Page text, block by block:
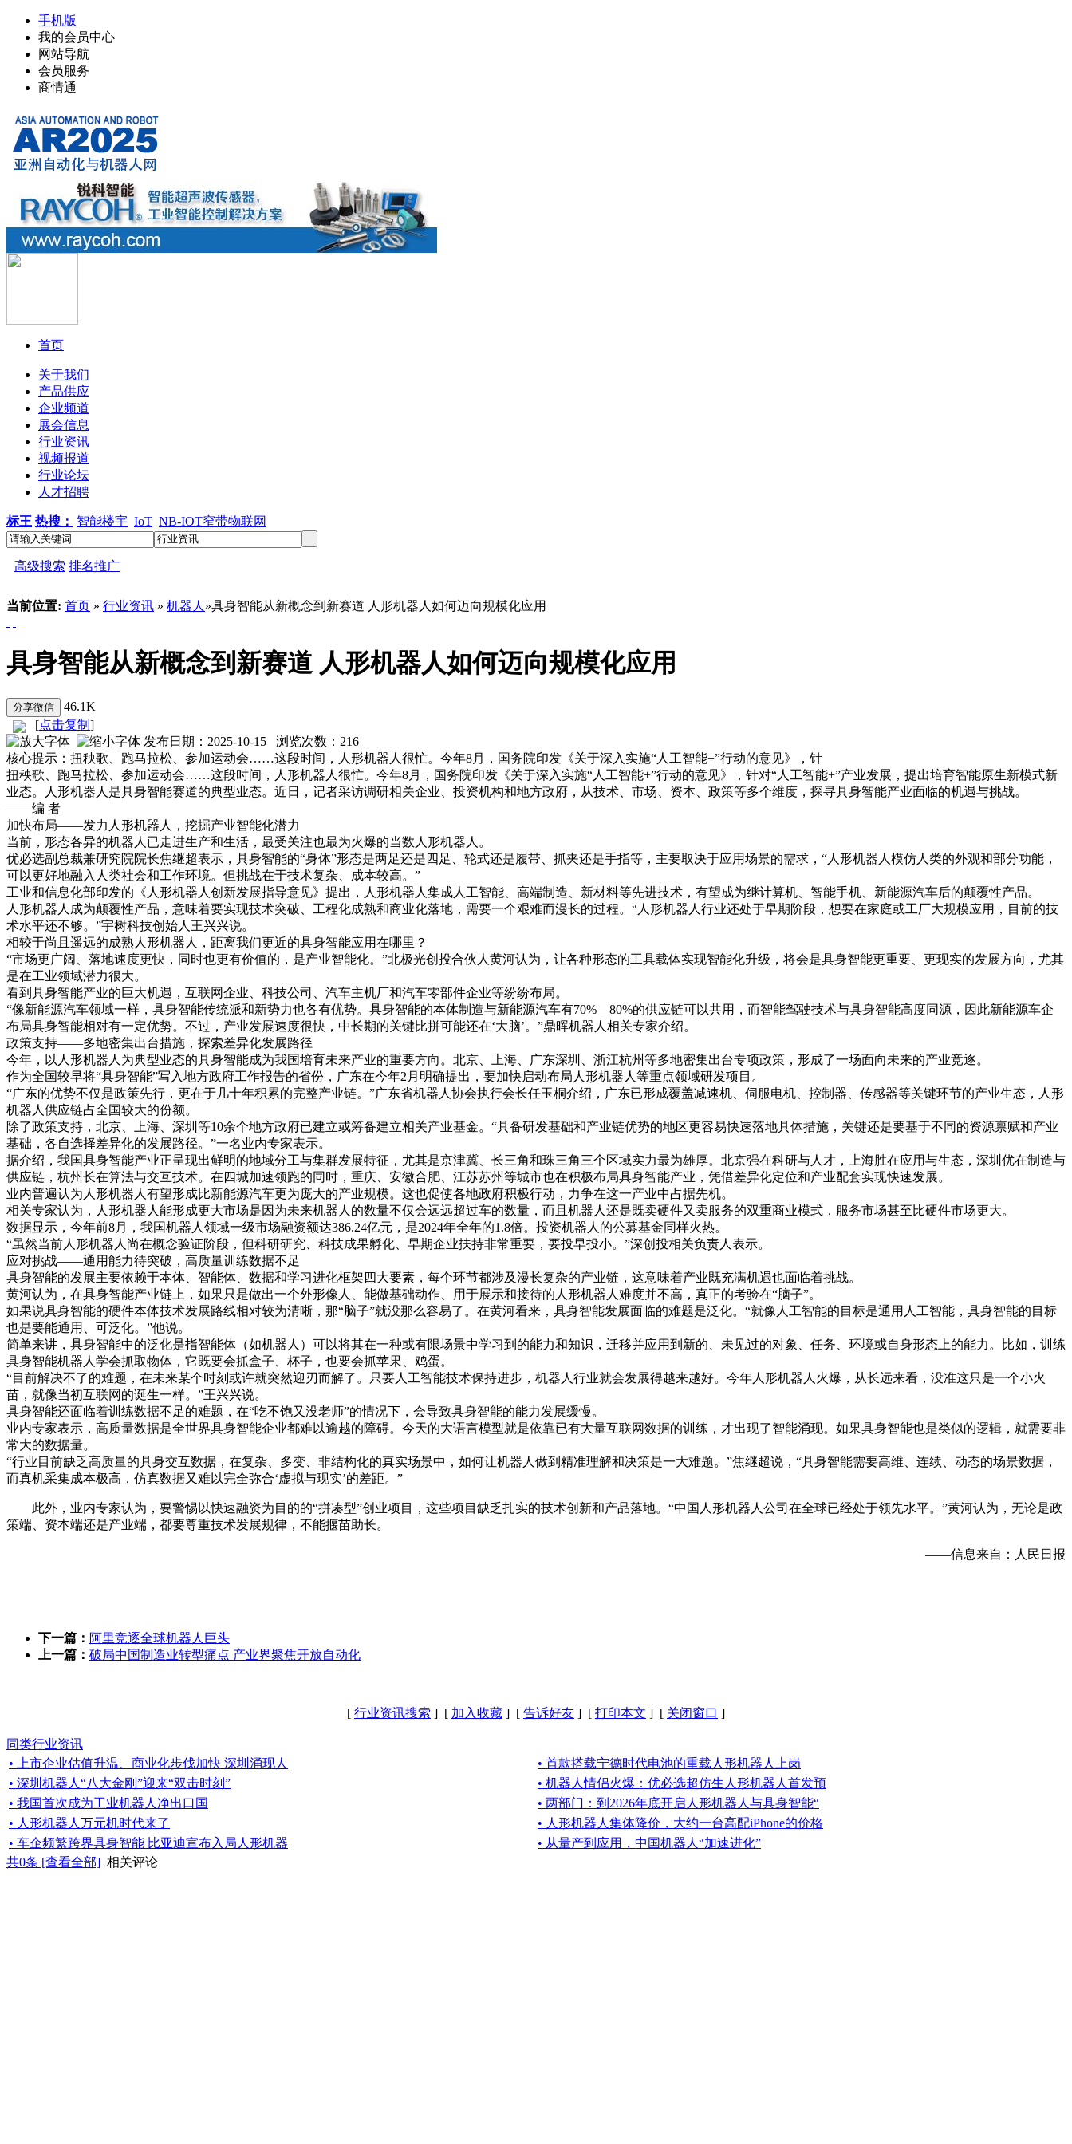
手机版
我的会员中心
网站导航
会员服务
商情通
首页
关于我们
产品供应
企业频道
展会信息
行业资讯
视频报道
行业论坛
人才招聘
标王 热搜： 智能楼宇 IoT NB-IOT窄带物联网
高级搜索 排名推广
当前位置: 首页 » 行业资讯 » 机器人 »具身智能从新概念到新赛道 人形机器人如何迈向规模化应用
具身智能从新概念到新赛道 人形机器人如何迈向规模化应用
46.1K
[点击复制 ]
发布日期：2025-10-15 浏览次数： 216
核心提示： 扭秧歌、跑马拉松、参加运动会……这段时间，人形机器人很忙。今年8月，国务院印发《关于深入实施“人工智能+”行动的意见》，针
扭秧歌、跑马拉松、参加运动会……这段时间，人形机器人很忙。今年8月，国务院印发《关于深入实施“人工智能+”行动的意见》，针对“人工智能+”产业发展，提出培育智能原生新模式新
业态。人形机器人是具身智能赛道的典型业态。近日，记者采访调研相关企业、投资机构和地方政府，从技术、市场、资本、政策等多个维度，探寻具身智能产业面临的机遇与挑战。
——编 者
加快布局——发力人形机器人，挖掘产业智能化潜力
当前，形态各异的机器人已走进生产和生活，最受关注也最为火爆的当数人形机器人。
优必选副总裁兼研究院院长焦继超表示，具身智能的“身体”形态是两足还是四足、轮式还是履带、抓夹还是手指等，主要取决于应用场景的需求，“人形机器人模仿人类的外观和部分功能，
可以更好地融入人类社会和工作环境。但挑战在于技术复杂、成本较高。”
工业和信息化部印发的《人形机器人创新发展指导意见》提出，人形机器人集成人工智能、高端制造、新材料等先进技术，有望成为继计算机、智能手机、新能源汽车后的颠覆性产品。
人形机器人成为颠覆性产品，意味着要实现技术突破、工程化成熟和商业化落地，需要一个艰难而漫长的过程。“人形机器人行业还处于早期阶段，想要在家庭或工厂大规模应用，目前的技
术水平还不够。”宇树科技创始人王兴兴说。
相较于尚且遥远的成熟人形机器人，距离我们更近的具身智能应用在哪里？
“市场更广阔、落地速度更快，同时也更有价值的，是产业智能化。”北极光创投合伙人黄河认为，让各种形态的工具载体实现智能化升级，将会是具身智能更重要、更现实的发展方向，尤其
是在工业领域潜力很大。
看到具身智能产业的巨大机遇，互联网企业、科技公司、汽车主机厂和汽车零部件企业等纷纷布局。
“像新能源汽车领域一样，具身智能传统派和新势力也各有优势。具身智能的本体制造与新能源汽车有70%—80%的供应链可以共用，而智能驾驶技术与具身智能高度同源，因此新能源车企
布局具身智能相对有一定优势。不过，产业发展速度很快，中长期的关键比拼可能还在‘大脑’。”鼎晖机器人相关专家介绍。
政策支持——多地密集出台措施，探索差异化发展路径
今年，以人形机器人为典型业态的具身智能成为我国培育未来产业的重要方向。北京、上海、广东深圳、浙江杭州等多地密集出台专项政策，形成了一场面向未来的产业竞逐。
作为全国较早将“具身智能”写入地方政府工作报告的省份，广东在今年2月明确提出，要加快启动布局人形机器人等重点领域研发项目。
“广东的优势不仅是政策先行，更在于几十年积累的完整产业链。”广东省机器人协会执行会长任玉桐介绍，广东已形成覆盖减速机、伺服电机、控制器、传感器等关键环节的产业生态，人形
机器人供应链占全国较大的份额。
除了政策支持，北京、上海、深圳等10余个地方政府已建立或筹备建立相关产业基金。“具备研发基础和产业链优势的地区更容易快速落地具体措施，关键还是要基于不同的资源禀赋和产业
基础，各自选择差异化的发展路径。”一名业内专家表示。
据介绍，我国具身智能产业正呈现出鲜明的地域分工与集群发展特征，尤其是京津冀、长三角和珠三角三个区域实力最为雄厚。北京强在科研与人才，上海胜在应用与生态，深圳优在制造与
供应链，杭州长在算法与交互技术。在四城加速领跑的同时，重庆、安徽合肥、江苏苏州等城市也在积极布局具身智能产业，凭借差异化定位和产业配套实现快速发展。
业内普遍认为人形机器人有望形成比新能源汽车更为庞大的产业规模。这也促使各地政府积极行动，力争在这一产业中占据先机。
相关专家认为，人形机器人能形成更大市场是因为未来机器人的数量不仅会远远超过车的数量，而且机器人还是既卖硬件又卖服务的双重商业模式，服务市场甚至比硬件市场更大。
数据显示，今年前8月，我国机器人领域一级市场融资额达386.24亿元，是2024年全年的1.8倍。投资机器人的公募基金同样火热。
“虽然当前人形机器人尚在概念验证阶段，但科研研究、科技成果孵化、早期企业扶持非常重要，要投早投小。”深创投相关负责人表示。
应对挑战——通用能力待突破，高质量训练数据不足
具身智能的发展主要依赖于本体、智能体、数据和学习进化框架四大要素，每个环节都涉及漫长复杂的产业链，这意味着产业既充满机遇也面临着挑战。
黄河认为，在具身智能产业链上，如果只是做出一个外形像人、能做基础动作、用于展示和接待的人形机器人难度并不高，真正的考验在“脑子”。
如果说具身智能的硬件本体技术发展路线相对较为清晰，那“脑子”就没那么容易了。在黄河看来，具身智能发展面临的难题是泛化。“就像人工智能的目标是通用人工智能，具身智能的目标
也是要能通用、可泛化。”他说。
简单来讲，具身智能中的泛化是指智能体（如机器人）可以将其在一种或有限场景中学习到的能力和知识，迁移并应用到新的、未见过的对象、任务、环境或自身形态上的能力。比如，训练
具身智能机器人学会抓取物体，它既要会抓盒子、杯子，也要会抓苹果、鸡蛋。
“目前解决不了的难题，在未来某个时刻或许就突然迎刃而解了。只要人工智能技术保持进步，机器人行业就会发展得越来越好。今年人形机器人火爆，从长远来看，没准这只是一个小火
苗，就像当初互联网的诞生一样。”王兴兴说。
具身智能还面临着训练数据不足的难题，在“吃不饱又没老师”的情况下，会导致具身智能的能力发展缓慢。
业内专家表示，高质量数据是全世界具身智能企业都难以逾越的障碍。今天的大语言模型就是依靠已有大量互联网数据的训练，才出现了智能涌现。如果具身智能也是类似的逻辑，就需要非
常大的数据量。
“行业目前缺乏高质量的具身交互数据，在复杂、多变、非结构化的真实场景中，如何让机器人做到精准理解和决策是一大难题。”焦继超说，“具身智能需要高维、连续、动态的场景数据，
而真机采集成本极高，仿真数据又难以完全弥合‘虚拟与现实’的差距。”
此外，业内专家认为，要警惕以快速融资为目的的“拼凑型”创业项目，这些项目缺乏扎实的技术创新和产品落地。“中国人形机器人公司在全球已经处于领先水平。”黄河认为，无论是政
策端、资本端还是产业端，都要尊重技术发展规律，不能揠苗助长。
——信息来自：人民日报
下一篇： 阿里竞逐全球机器人巨头
上一篇： 破局中国制造业转型痛点 产业界聚焦开放自动化
[ 行业资讯搜索 ] [ 加入收藏 ] [ 告诉好友 ] [ 打印本文 ] [ 关闭窗口 ]
同类行业资讯
• 上市企业估值升温、商业化步伐加快 深圳涌现人
• 首款搭载宁德时代电池的重载人形机器人上岗
• 深圳机器人“八大金刚”迎来“双击时刻”
• 机器人情侣火爆：优必选超仿生人形机器人首发预
• 我国首次成为工业机器人净出口国
• 两部门：到2026年底开启人形机器人与具身智能“
• 人形机器人万元机时代来了
• 人形机器人集体降价，大约一台高配iPhone的价格
• 车企频繁跨界具身智能 比亚迪宣布入局人形机器
• 从量产到应用，中国机器人“加速进化”
共0条 [查看全部] 相关评论